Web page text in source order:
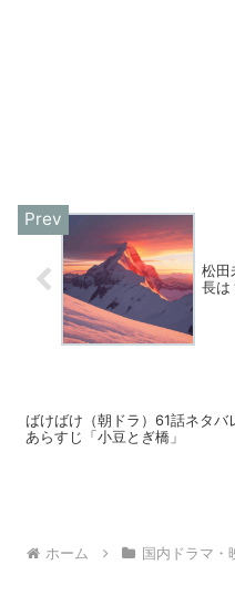
松田
長は
ばけばけ（朝ドラ）61話ネタバ
あらすじ「小豆とぎ橋」
ホーム 国内ドラマ・